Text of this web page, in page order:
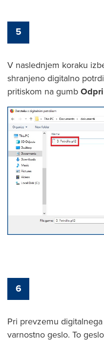
5
V naslednjem koraku
shranjeno digitalno
pritiskom na gumb
6
Pri prevzemu
varnostno geslo. To